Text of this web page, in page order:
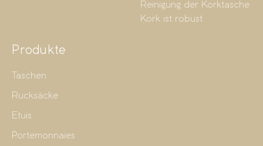
Reinigung der Korktasche
Kork ist robust
Produkte
Taschen
Rucksäcke
Etuis
Portemonnaies